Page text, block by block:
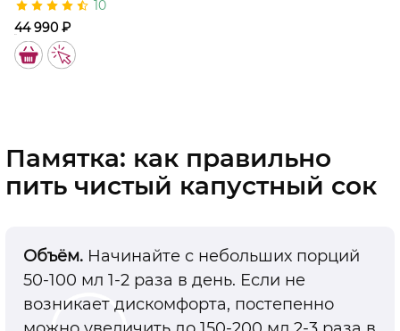
10
44 990 ₽
Памятка: как правильно
пить чистый капустный сок
Объём. Начинайте с небольших порций
50-100 мл 1-2 раза в день. Если не
возникает дискомфорта, постепенно